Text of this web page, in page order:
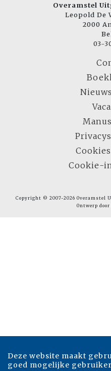
Overamstel
Leopold De
2000
03-
Cookie-
Copyright © 2007-2026 Overamstel
Ontwerp door
Deze website maakt
goed mogelijke